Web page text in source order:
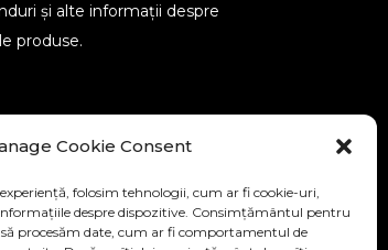
Cookie Consent
folosim tehnologii, cum ar fi cookie-uri,
despre dispozitive. Consimțământul pentru
procesăm date, cum ar fi comportamentul de
și alte informații despre
produse.
SEND